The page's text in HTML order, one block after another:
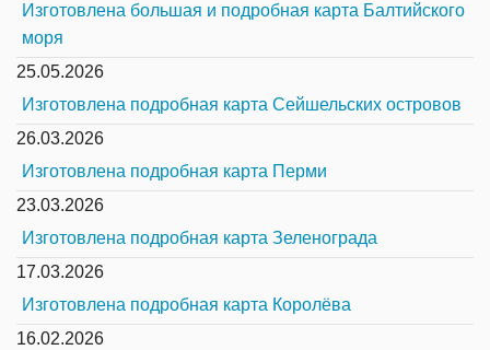
Изготовлена большая и подробная карта Балтийского
моря
25.05.2026
Изготовлена подробная карта Сейшельских островов
26.03.2026
Изготовлена подробная карта Перми
23.03.2026
Изготовлена подробная карта Зеленограда
17.03.2026
Изготовлена подробная карта Королёва
16.02.2026